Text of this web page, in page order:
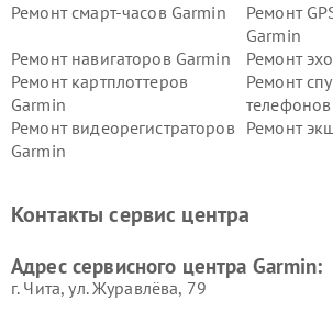
Ремонт смарт-часов Garmin
Ремонт
Garmin
Ремонт навигаторов Garmin
Ремонт
Ремонт картплоттеров
Garmin
Ремонт
Ремонт видеорегистраторов
Garmin
Ремонт
Контакты сервис центра
Адрес сервисного центра Garmin:
г. Чита, ул. Журавлёва, 79